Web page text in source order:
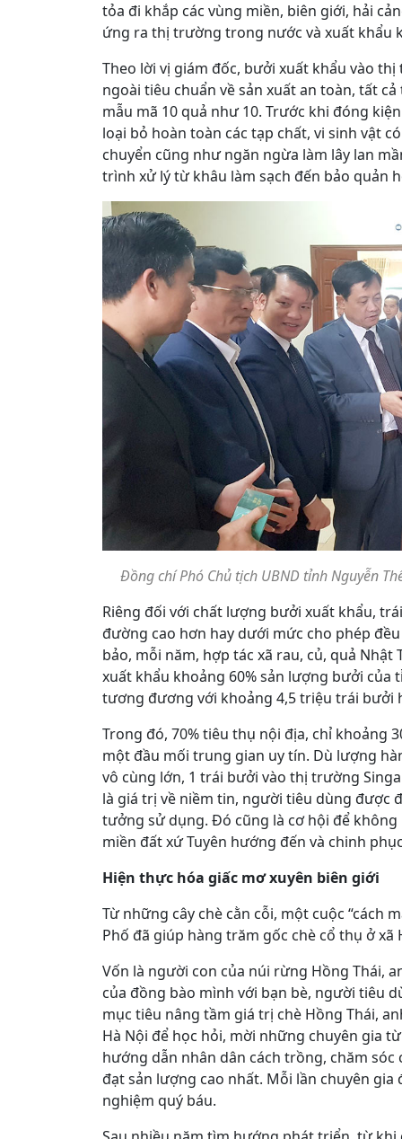
tỏa đi khắp các vùng miền, biên giới, hải
ứng ra thị trường trong nước và xuất khẩu
Theo lời vị giám đốc, bưởi xuất khẩu vào
ngoài tiêu chuẩn về sản xuất an toàn, tất
mẫu mã 10 quả như 10. Trước khi đóng
loại bỏ hoàn toàn các tạp chất, vi sinh vật
chuyển cũng như ngăn ngừa làm lây lan
trình xử lý từ khâu làm sạch đến bảo quản
Đồng chí Phó Chủ tịch UBND tỉnh Nguyễn
Riêng đối với chất lượng bưởi xuất khẩu,
đường cao hơn hay dưới mức cho phép
bảo, mỗi năm, hợp tác xã rau, củ, quả
xuất khẩu khoảng 60% sản lượng bưởi của
tương đương với khoảng 4,5 triệu trái bưởi
Trong đó, 70% tiêu thụ nội địa, chỉ khoảng
một đầu mối trung gian uy tín. Dù lượng
vô cùng lớn, 1 trái bưởi vào thị trường
là giá trị về niềm tin, người tiêu dùng được
tưởng sử dụng. Đó cũng là cơ hội để
miền đất xứ Tuyên hướng đến và chinh
Hiện thực hóa giấc mơ xuyên biên giới
Từ những cây chè cằn cỗi, một cuộc “cách
Phố đã giúp hàng trăm gốc chè cổ thụ ở xã
Vốn là người con của núi rừng Hồng Thái,
của đồng bào mình với bạn bè, người tiêu
mục tiêu nâng tầm giá trị chè Hồng Thái,
Hà Nội để học hỏi, mời những chuyên gia
hướng dẫn nhân dân cách trồng, chăm sóc
đạt sản lượng cao nhất. Mỗi lần chuyên
nghiệm quý báu.